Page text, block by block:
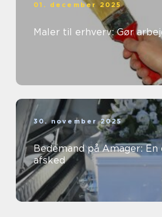
01. december 2025
Maler til erhverv: Gør
30. november 2025
Bedemand på Amager: En
afsked